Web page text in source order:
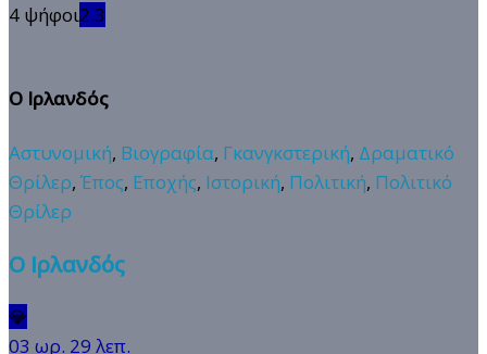
4 ψήφοι2.3
Ο Ιρλανδός
Αστυνομική, Βιογραφία, Γκανγκστερική, Δραματικό
Θρίλερ, Έπος, Εποχής, Ιστορική, Πολιτική, Πολιτικό
Θρίλερ
Ο Ιρλανδός
💎
03 ωρ. 29 λεπ.